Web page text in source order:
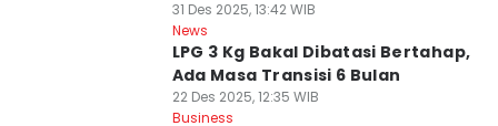
31 Des 2025, 13:42 WIB
News
LPG 3 Kg Bakal Dibatasi Bertahap,
Ada Masa Transisi 6 Bulan
22 Des 2025, 12:35 WIB
Business